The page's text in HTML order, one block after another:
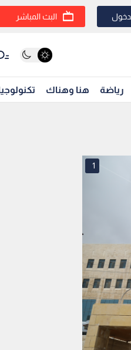
البث المباشر
رياضة هنا وهناك
1